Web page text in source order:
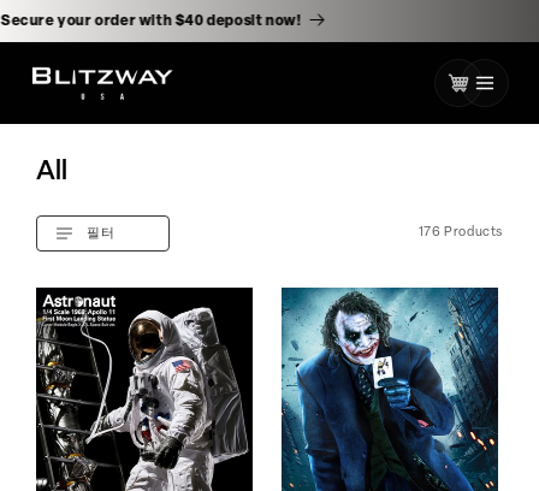
건
너
Secure your order with $40 deposit now!
트
All
필터 176 Products